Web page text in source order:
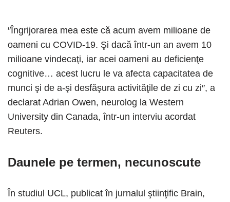
″Îngrijorarea mea este că acum avem milioane de
oameni cu COVID-19. Şi dacă într-un an avem 10
milioane vindecaţi, iar acei oameni au deficienţe
cognitive… acest lucru le va afecta capacitatea de
munci şi de a-şi desfăşura activităţile de zi cu zi″⁣, a
declarat Adrian Owen, neurolog la Western
University din Canada, într-un interviu acordat
Reuters.
Daunele pe termen, necunoscute
În studiul UCL, publicat în jurnalul ştiinţific Brain,